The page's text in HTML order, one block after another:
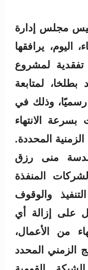
مجلس إدارة
اليوم، يرافقها
تفقدية لمشروع
بطلخا، لمتابعة
رسميًا، وذلك في
الانتهاء
المحددة.
منى رزق
المنفذة
والوقوف
على إزالة أي
من الأعمال،
الزمني المحدد